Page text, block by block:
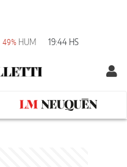
49% HUM 19:44 HS